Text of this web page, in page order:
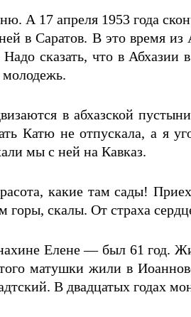
А 17 апреля 1953 года
в Саратов. В это время из
сказать, что в Абхазии
в абхазской
Катю не отпускала, а я
мы с ней на Кавказ.
какие там сады!
скалы. От страха
Елене — был 61 год.
матушки жили в
В двадцатых годах